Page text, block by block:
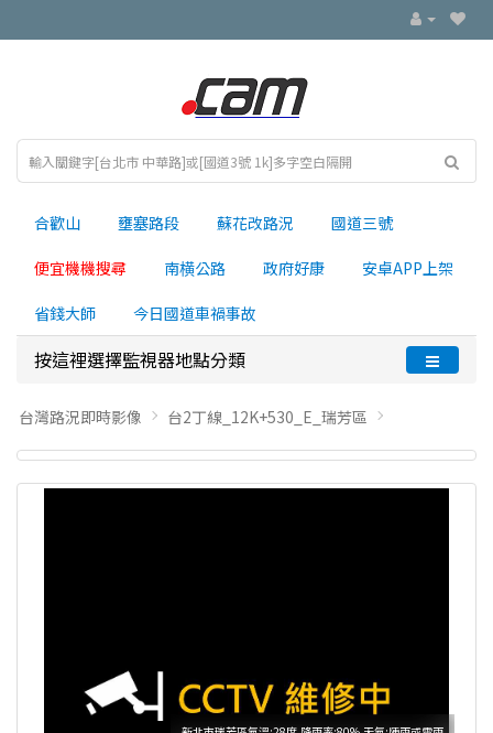
合歡山 壅塞路段 蘇花改路況 國道三號
便宜機機搜尋 南横公路 政府好康 安卓APP上架
省錢大師 今日國道車禍事故
按這裡選擇監視器地點分類
台灣路況即時影像 台2丁線_12K+530_E_瑞芳區